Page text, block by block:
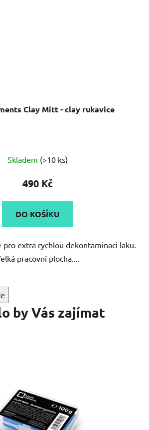
Clay Mitt - clay rukavice
hodnocení
produktu
5,0
z
hvězdiček.
Skladem (>10 ks)
490 Kč
DO KOŠÍKU
pro extra rychlou dekontaminaci laku.
pracovní plocha....
by Vás zajímat